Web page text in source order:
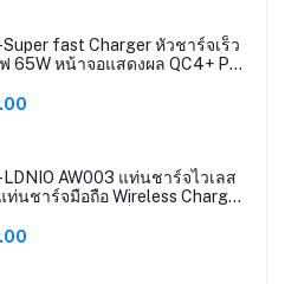
fast Charger หัวชาร์จเร็ว
65W หน้าจอแสดงผล QC4+ PD
A4808Q สายยาว150cm
AW003 แท่นชาร์จไวเลส
ท่นชาร์จมือถือ Wireless Charger
เซนติเมตร